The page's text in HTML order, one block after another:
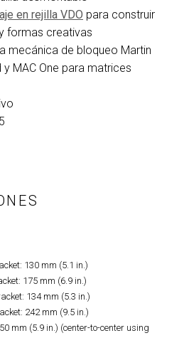
en rejilla VDO para construir
formas creativas
mecánica de bloqueo Martin
MAC One para matrices
130 mm (5.1 in.)
175 mm (6.9 in.)
134 mm (5.3 in.)
242 mm (9.5 in.)
mm (5.9 in.) (center-to-center using